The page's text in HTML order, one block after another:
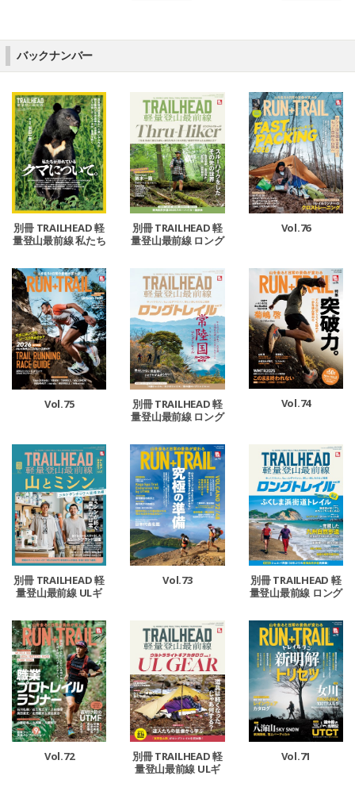
バックナンバー
別冊 TRAILHEAD 軽
量登山最前線 私たち
ついて。
別冊 TRAILHEAD 軽
量登山最前線 ロング
Vol.76
Vol.75
別冊 TRAILHEAD 軽
量登山最前線 ロング
Vol.74
別冊 TRAILHEAD 軽
量登山最前線 ULギ
Vol.73
別冊 TRAILHEAD 軽
量登山最前線 ロング
Vol.72
別冊 TRAILHEAD 軽
量登山最前線 ULギ
Vol.71